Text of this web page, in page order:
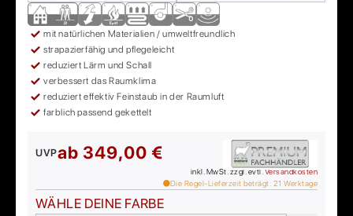
mit natürlichen Materialien / umweltfreundlich
strapazierfähig und pflegeleicht
reduziert Lärm und Schall
verbessert das Raumklima
reduziert effektiv Feinstaub in der Raumluft
farblich passend gekettelt
UVPab 349,00 €
inkl. MwSt. zzgl. evtl. Versandkosten
Die Regel-Lieferzeit beträgt: 21 Werktage
WÄHLE DEINE FARBE